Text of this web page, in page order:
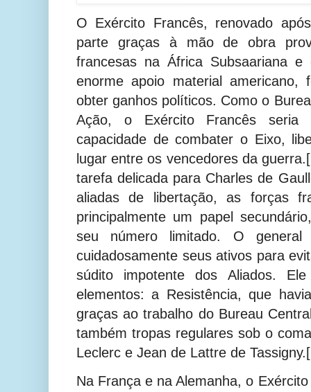
O Exército Francês, renovado
parte graças à mão de obra
francesas na África Subsaariana
enorme apoio material americano,
obter ganhos políticos. Como o
Ação, o Exército Francês
capacidade de combater o Eixo,
lugar entre os vencedores da
tarefa delicada para Charles de
aliadas de libertação, as forças
principalmente um papel
seu número limitado. O
cuidadosamente seus ativos para
súdito impotente dos Aliados.
elementos: a Resistência, que
graças ao trabalho do Bureau
também tropas regulares sob o
Leclerc e Jean de Lattre de
Na França e na Alemanha, o